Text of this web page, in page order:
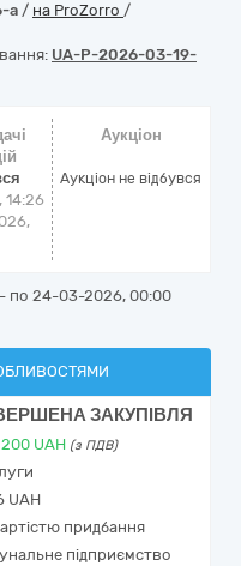
a / на ProZorro /
UA-P-2026-03-19-
14:26
Аукціон
Аукціон не відбувся
по 24-03-2026, 00:00
ЗАКУПІВЛЯ
UAH (з ПДВ)
UAH
придбання
підприємство